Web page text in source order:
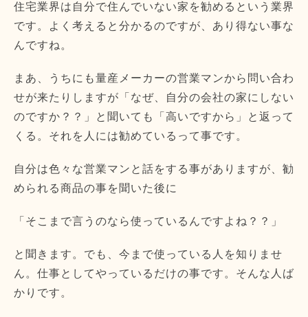
住宅業界は自分で住んでいない家を勧めるという業界
です。よく考えると分かるのですが、あり得ない事な
んですね。
まあ、うちにも量産メーカーの営業マンから問い合わ
せが来たりしますが「なぜ、自分の会社の家にしない
のですか？？」と聞いても「高いですから」と返って
くる。それを人には勧めているって事です。
自分は色々な営業マンと話をする事がありますが、勧
められる商品の事を聞いた後に
「そこまで言うのなら使っているんですよね？？」
と聞きます。でも、今まで使っている人を知りませ
ん。仕事としてやっているだけの事です。そんな人ば
かりです。